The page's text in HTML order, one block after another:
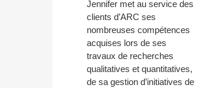
Jennifer met au service des
clients d’ARC ses
nombreuses compétences
acquises lors de ses
travaux de recherches
qualitatives et quantitatives,
de sa gestion d’initiatives de